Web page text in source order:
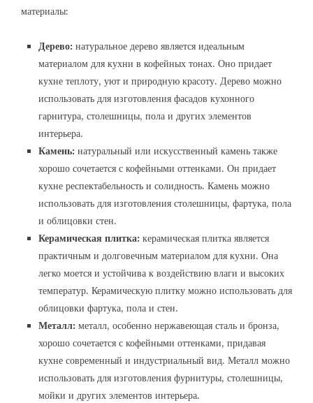
материалы:
Дерево: натуральное дерево является идеальным
материалом для кухни в кофейных тонах. Оно придает
кухне теплоту, уют и природную красоту. Дерево можно
использовать для изготовления фасадов кухонного
гарнитура, столешницы, пола и других элементов
интерьера.
Камень: натуральный или искусственный камень также
хорошо сочетается с кофейными оттенками. Он придает
кухне респектабельность и солидность. Камень можно
использовать для изготовления столешницы, фартука, пола
и облицовки стен.
Керамическая плитка: керамическая плитка является
практичным и долговечным материалом для кухни. Она
легко моется и устойчива к воздействию влаги и высоких
температур. Керамическую плитку можно использовать для
облицовки фартука, пола и стен.
Металл: металл, особенно нержавеющая сталь и бронза,
хорошо сочетается с кофейными оттенками, придавая
кухне современный и индустриальный вид. Металл можно
использовать для изготовления фурнитуры, столешницы,
мойки и других элементов интерьера.